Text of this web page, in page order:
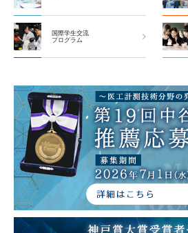
国際学生交流
プログラム